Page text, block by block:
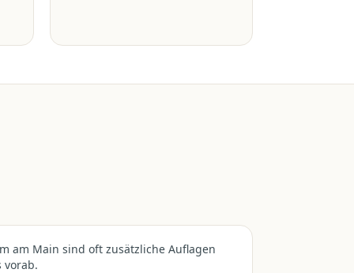
am Main sind oft zusätzliche Auflagen